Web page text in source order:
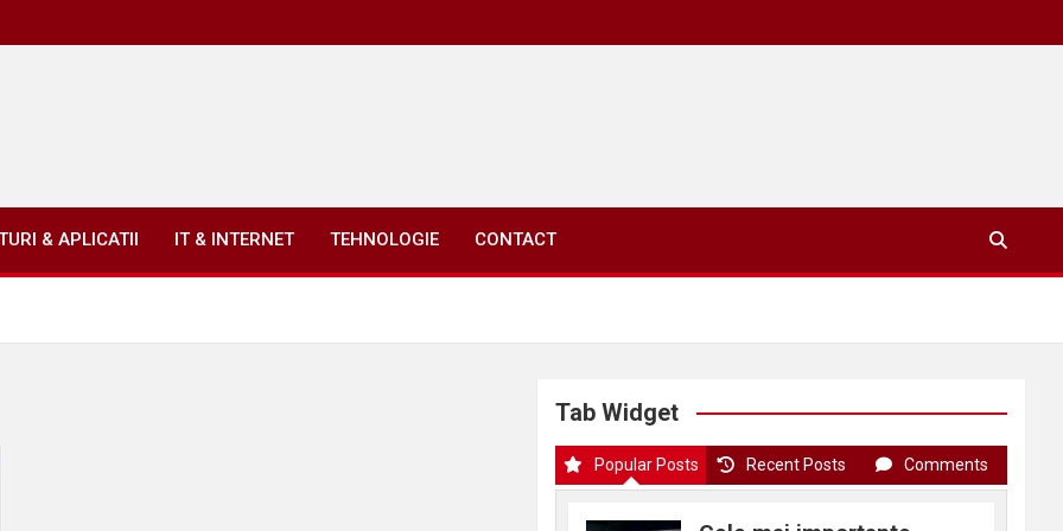
& APLICATII IT & INTERNET TEHNOLOGIE CONTACT
Tab Widget
Popular Posts Recent Posts Comments